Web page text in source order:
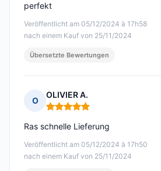
Veröffentlicht am 05/12/2024 à 17h58
nach einem Kauf von 25/11/2024
perfekt
Übersetzte Bewertungen
O
OLIVIER A.
Hinweis: 5 von 5
Veröffentlicht am 05/12/2024 à 17h50
nach einem Kauf von 25/11/2024
Ras schnelle Lieferung